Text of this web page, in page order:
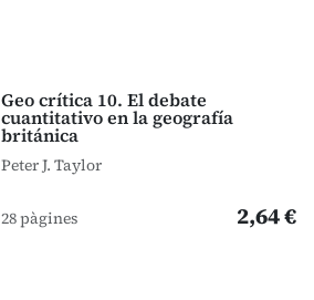
Geo crítica 10. El debate
cuantitativo en la geografía
británica
Peter J. Taylor
28 pàgines 2,64 €